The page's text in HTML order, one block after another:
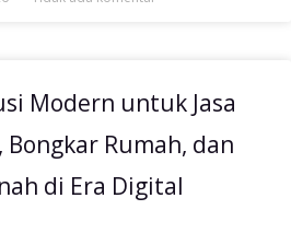
Modern untuk Jasa
Bongkar Rumah, dan
di Era Digital